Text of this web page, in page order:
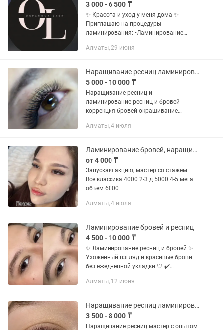
3 000 - 6 500 ₸
✨ Красота и уход у меня дома ✨
Приглашаю на процедуры
ламинирования: •Ламинирование
бровей — 3000 тг •Комбо (ресницы +
Алматы, 29 июня
Наращивание ресниц ламинирование бровей
5 000 - 10 000 ₸
Наращивание ресниц и
ламинирование ресниц и бровей
коррекция бровей окрашивание
Алматы, 4 июля
Ламинирование бровей, наращивание ресниц
от 4 000 ₸
Запускаю акцию, мастер со стажем.
Все классика 4000 2-3 д 5000 4-5 мега
объем 6000
Алматы, 4 июля
Ламинирование бровей и ресниц
4 500 - 10 000 ₸
✨ Ламинирование ресниц и бровей ✨
Ухоженный взгляд и красивые брови
без ежедневной укладки 🤍 ✔️
✔️ Подбираем изгиб и форму
и...
Алматы, 12 июня
Наращивание ресниц ламинирование ресниц /бровей
3 500 - 8 000 ₸
Наращивание ресниц мастер с опытом